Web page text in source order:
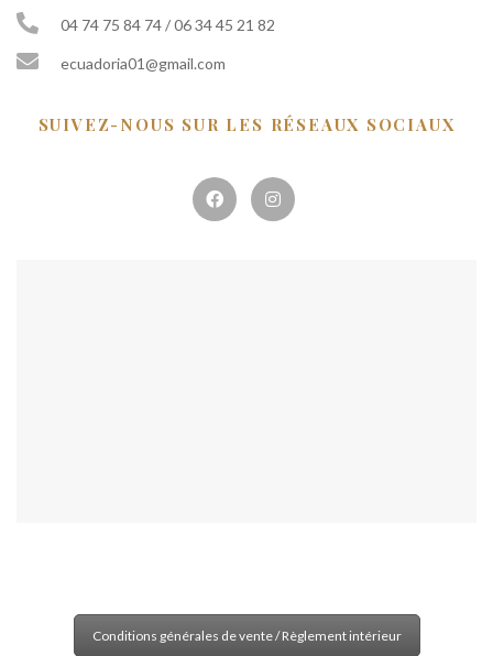
04 74 75 84 74 / 06 34 45 21 82
ecuadoria01@gmail.com
SUIVEZ-NOUS SUR LES RÉSEAUX SOCIAUX
Conditions générales de vente / Règlement intérieur